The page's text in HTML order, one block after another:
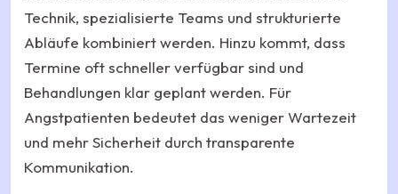
Technik, spezialisierte Teams und strukturierte
Abläufe kombiniert werden. Hinzu kommt, dass
Termine oft schneller verfügbar sind und
Behandlungen klar geplant werden. Für
Angstpatienten bedeutet das weniger Wartezeit
und mehr Sicherheit durch transparente
Kommunikation.